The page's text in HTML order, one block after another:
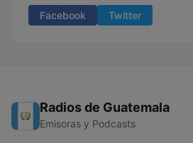
Facebook Twitter
Radios de Guatemala
Emisoras y Podcasts